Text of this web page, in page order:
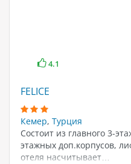
4.1
FELICE
Кемер, Турция
Состоит из главного 3-
этажных доп.корпусов,
отеля насчитывает…